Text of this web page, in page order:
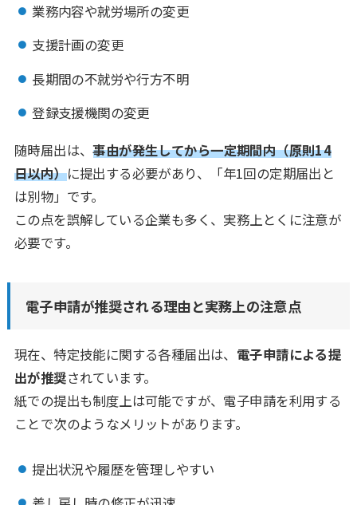
業務内容や就労場所の変更
支援計画の変更
長期間の不就労や行方不明
登録支援機関の変更
随時届出は、事由が発生してから一定期間内（原則14
日以内）に提出する必要があり、「年1回の定期届出と
は別物」です。
この点を誤解している企業も多く、実務上とくに注意が
必要です。
電子申請が推奨される理由と実務上の注意点
現在、特定技能に関する各種届出は、 電子申請による提
出が推奨されています。
紙での提出も制度上は可能ですが、電子申請を利用する
ことで次のようなメリットがあります。
提出状況や履歴を管理しやすい